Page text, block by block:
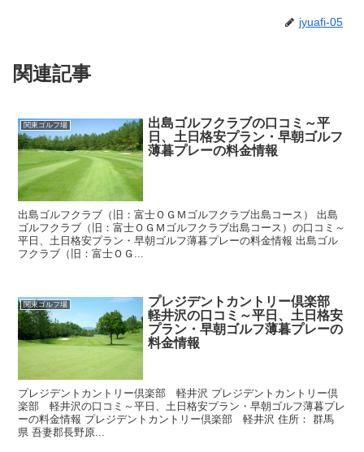
jyuafi-05
関連記事
関東ゴルフ場
出島ゴルフクラブの口コミ～平
日、土日格安プラン・早朝ゴルフ
薄暮プレーの料金情報
出島ゴルフクラブ（旧：富士ＯＧＭゴルフクラブ出島コース） 出島
ゴルフクラブ（旧：富士ＯＧＭゴルフクラブ出島コース）の口コミ～
平日、土日格安プラン・早朝ゴルフ薄暮プレーの料金情報 出島ゴル
フクラブ（旧：富士ＯＧ...
関東ゴルフ場
プレジデントカントリー倶楽部
軽井沢の口コミ～平日、土日格安
プラン・早朝ゴルフ薄暮プレーの
料金情報
プレジデントカントリー倶楽部 軽井沢 プレジデントカントリー倶
楽部 軽井沢の口コミ～平日、土日格安プラン・早朝ゴルフ薄暮プレ
ーの料金情報 プレジデントカントリー倶楽部 軽井沢 住所： 群馬
県 吾妻郡長野原...